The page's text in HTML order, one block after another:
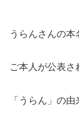
うらんさんの本
ご本人が公表さ
「うらん」の